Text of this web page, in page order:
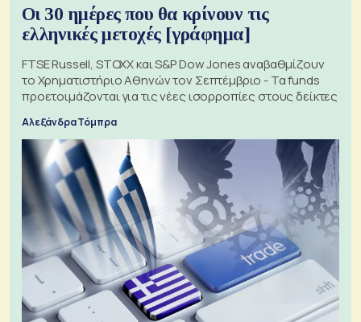
Οι 30 ημέρες που θα κρίνουν τις
ελληνικές μετοχές [γράφημα]
FTSE Russell, STOXX και S&P Dow Jones αναβαθμίζουν
το Χρηματιστήριο Αθηνών τον Σεπτέμβριο - Τα funds
προετοιμάζονται για τις νέες ισορροπίες στους δείκτες
Αλεξάνδρα Τόμπρα